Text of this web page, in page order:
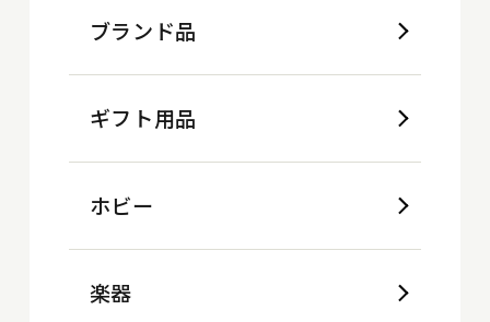
ブランド品
ギフト用品
ホビー
楽器